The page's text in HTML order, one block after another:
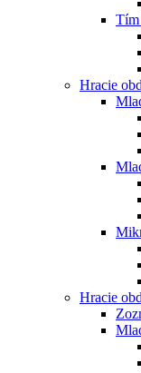
Hracie
Hracie